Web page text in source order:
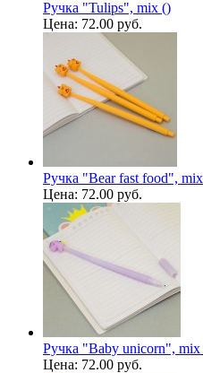
Ручка "Tulips", mix ()
Цена: 72.00 руб.
Ручка "Bear fast food",
Цена: 72.00 руб.
Ручка "Baby unicorn", mix
Цена: 72.00 руб.